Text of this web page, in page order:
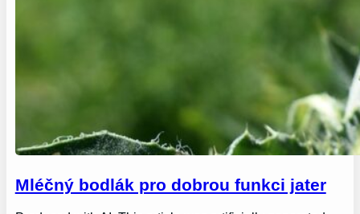
Mléčný bodlák pro dobrou funkci jater